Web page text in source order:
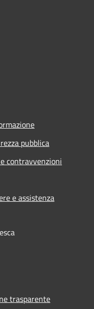
pubblica
contravvenzioni
e assistenza
trasparente